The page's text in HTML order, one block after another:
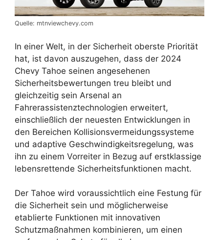
Quelle: mtnviewchevy.com
In einer Welt, in der Sicherheit oberste Priorität
hat, ist davon auszugehen, dass der 2024
Chevy Tahoe seinen angesehenen
Sicherheitsbewertungen treu bleibt und
gleichzeitig sein Arsenal an
Fahrerassistenztechnologien erweitert,
einschließlich der neuesten Entwicklungen in
den Bereichen Kollisionsvermeidungssysteme
und adaptive Geschwindigkeitsregelung, was
ihn zu einem Vorreiter in Bezug auf erstklassige
lebensrettende Sicherheitsfunktionen macht.
Der Tahoe wird voraussichtlich eine Festung für
die Sicherheit sein und möglicherweise
etablierte Funktionen mit innovativen
Schutzmaßnahmen kombinieren, um einen